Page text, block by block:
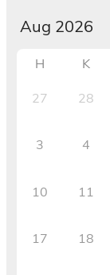
H K
27 28
3 4
10 11
17 18